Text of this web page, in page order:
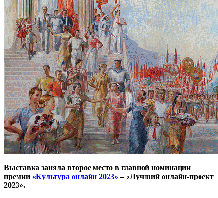
Выставка заняла второе место в главной номинации
премии «Культура онлайн 2023» – «Лучший онлайн-проект
2023».